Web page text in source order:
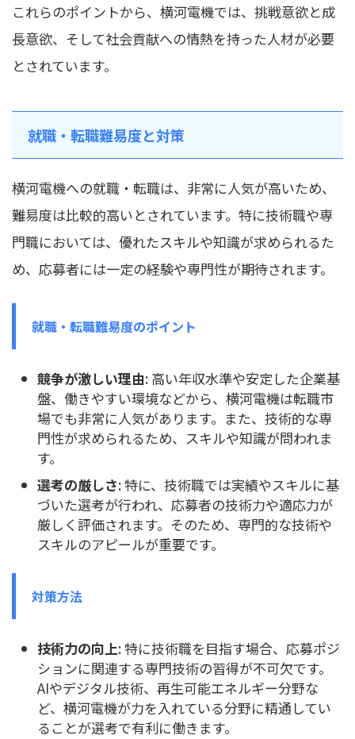
これらのポイントから、横河電機では、挑戦意欲と成
長意欲、そして社会貢献への情熱を持った人材が必要
とされています。
就職・転職難易度と対策
横河電機への就職・転職は、非常に人気が高いため、
難易度は比較的高いとされています。特に技術職や専
門職においては、優れたスキルや知識が求められるた
め、応募者には一定の経験や専門性が期待されます。
就職・転職難易度のポイント
競争が激しい理由: 高い年収水準や安定した企業基
盤、働きやすい環境などから、横河電機は転職市
場でも非常に人気があります。また、技術的な専
門性が求められるため、スキルや知識が問われま
す。
選考の厳しさ: 特に、技術職では実績やスキルに基
づいた選考が行われ、応募者の技術力や適応力が
厳しく評価されます。そのため、専門的な技術や
スキルのアピールが重要です。
対策方法
技術力の向上: 特に技術職を目指す場合、応募ポジ
ションに関連する専門技術の習得が不可欠です。
AIやデジタル技術、再生可能エネルギー分野な
ど、横河電機が力を入れている分野に精通してい
ることが選考で有利に働きます。